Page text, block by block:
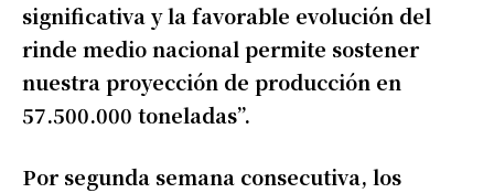
significativa y la favorable evolución del
rinde medio nacional permite sostener
nuestra proyección de producción en
57.500.000 toneladas”.
Por segunda semana consecutiva, los